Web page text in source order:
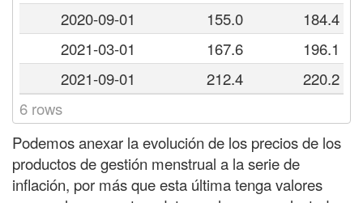
2020-09-01
155.0
184.4
2021-03-01
167.6
196.1
2021-09-01
212.4
220.2
6 rows
Podemos anexar la evolución de los precios de los
productos de gestión menstrual a la serie de
inflación, por más que esta última tenga valores